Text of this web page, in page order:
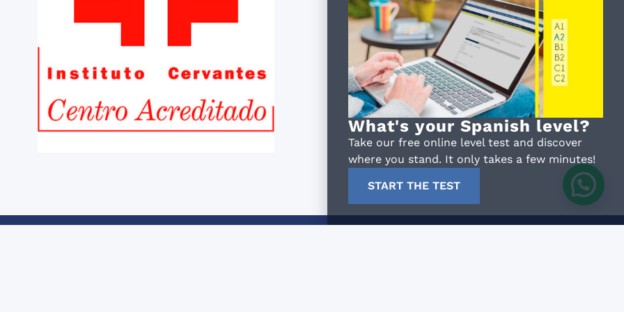
I would recommend this school to
What's your Spanish level?
Take our free online level test and discover
where you stand. It only takes a few minutes!
START THE TEST